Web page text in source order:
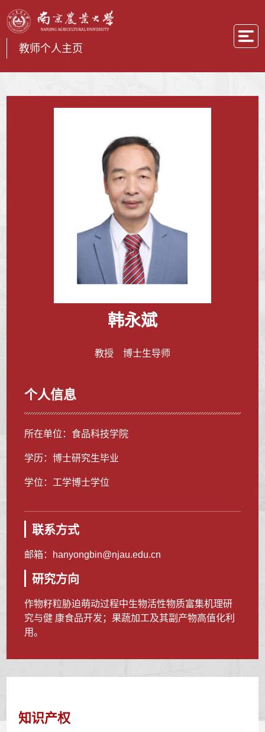
教师个人主页
韩永斌
教授 博士生导师
个人信息
所在单位：食品科技学院
学历：博士研究生毕业
学位：工学博士学位
联系方式
邮箱： hanyongbin@njau.edu.cn
研究方向
作物籽粒胁迫萌动过程中生物活性物质富集机理研
究与健 康食品开发；果蔬加工及其副产物高值化利
用。
知识产权